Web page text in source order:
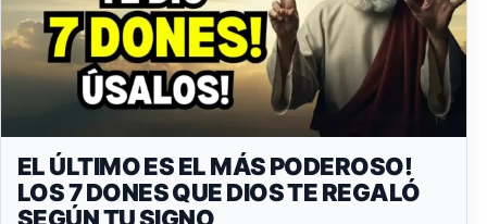
EL ÚLTIMO ES EL MÁS PODEROSO!
LOS 7 DONES QUE DIOS TE REGALÓ